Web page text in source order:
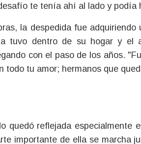
te tenía ahí al lado y podía
la despedida fue
tuvo dentro de su hogar y el
con el paso de los años.
todo tu amor; hermanos que
quedó reflejada especialmente
importante de ella se marcha